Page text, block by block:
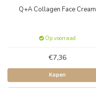
Q+A Collagen Face Cream
Op voorraad
€7,36
Kopen